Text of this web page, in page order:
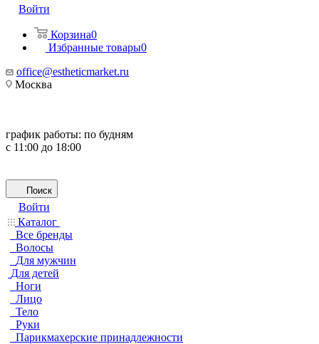
Войти
Корзина0
Избранные товары0
office@estheticmarket.ru
Москва
график работы: по будням
с 11:00 до 18:00
Поиск
Войти
Каталог
Все бренды
Волосы
Для мужчин
Для детей
Ноги
Лицо
Тело
Руки
Парикмахерские принадлежности